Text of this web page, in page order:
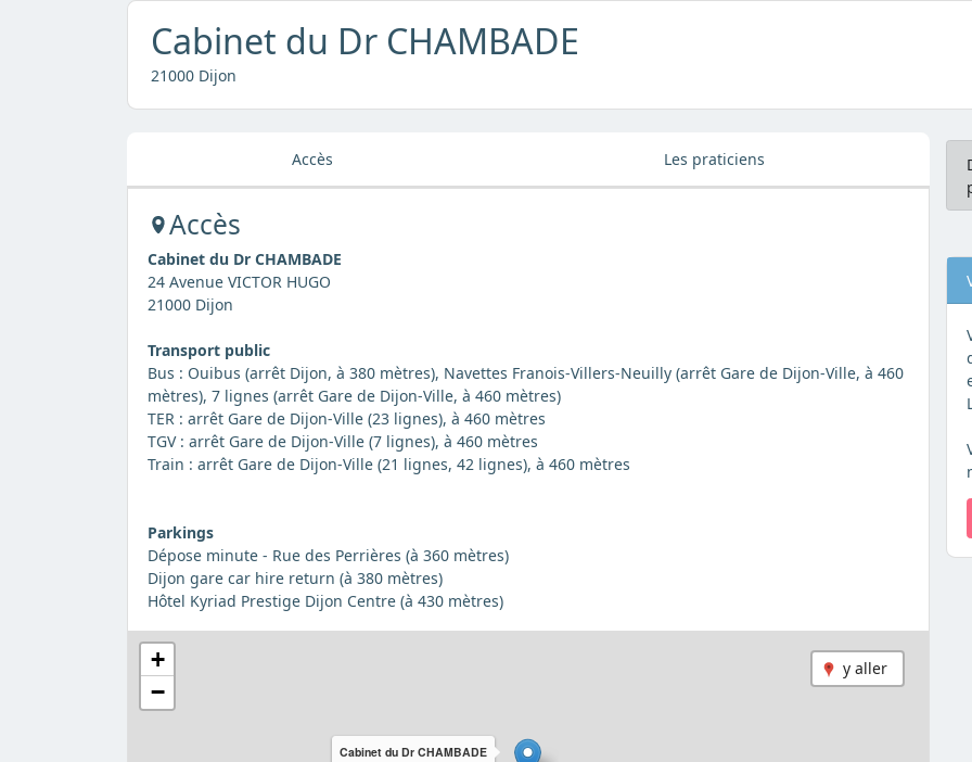
Cabinet du Dr CHAMBADE
21000 Dijon
Accès Les praticiens
Accès
Cabinet du Dr CHAMBADE
24 Avenue VICTOR HUGO
21000 Dijon
Transport public
Bus : Ouibus (arrêt Dijon, à 380 mètres), Navettes Franois-Villers-Neuilly (arrêt Gare de Dijon-Ville, à 460
mètres), 7 lignes (arrêt Gare de Dijon-Ville, à 460 mètres)
TER : arrêt Gare de Dijon-Ville (23 lignes), à 460 mètres
TGV : arrêt Gare de Dijon-Ville (7 lignes), à 460 mètres
Train : arrêt Gare de Dijon-Ville (21 lignes, 42 lignes), à 460 mètres
Parkings
Dépose minute - Rue des Perrières (à 360 mètres)
Dijon gare car hire return (à 380 mètres)
Hôtel Kyriad Prestige Dijon Centre (à 430 mètres)
y aller
Cabinet du Dr CHAMBADE
+
−